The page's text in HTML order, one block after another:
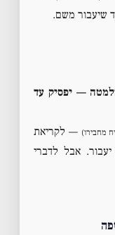
שיעבור משם.
— יפסיק עד
מחבירו) — לקריאת
אבל לדברי